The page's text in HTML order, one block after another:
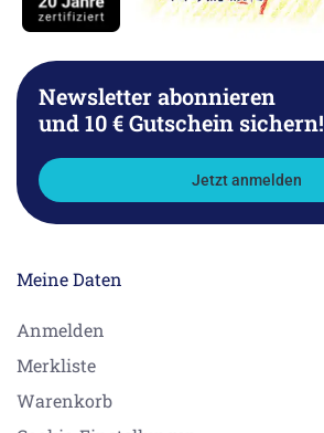
Newsletter abonnieren
und 10 € Gutschein sichern!
Jetzt anmelden
Meine Daten
Anmelden
Merkliste
Warenkorb